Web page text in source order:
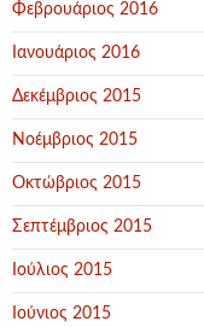
Φεβρουάριος 2016
Ιανουάριος 2016
Δεκέμβριος 2015
Νοέμβριος 2015
Οκτώβριος 2015
Σεπτέμβριος 2015
Ιούλιος 2015
Ιούνιος 2015